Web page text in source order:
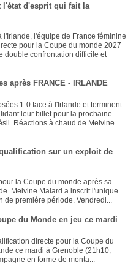
l'état d'esprit qui fait la
l'Irlande, l'équipe de France féminine
pour la Coupe du monde 2027
double confrontation difficile et
après FRANCE - IRLANDE
1-0 face à l'Irlande et terminent
leur billet pour la prochaine
Réactions à chaud de Melvine
sur un exploit de
la Coupe du monde après sa
Melvine Malard a inscrit l'unique
de première période. Vendredi...
du Monde en jeu ce mardi
directe pour la Coupe du
ce mardi à Grenoble (21h10,
en forme de monta...